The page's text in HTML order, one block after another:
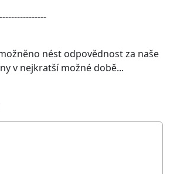
nést odpovědnost za naše
v nejkratší možné době...